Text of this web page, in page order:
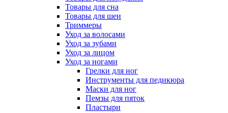
Товары для сна
Товары для шеи
Триммеры
Уход за волосами
Уход за зубами
Уход за лицом
Уход за ногами
Грелки для ног
Инструменты для педикюра
Маски для ног
Пемзы для пяток
Пластыри